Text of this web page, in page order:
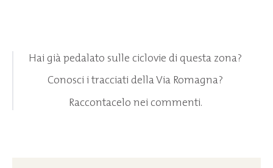
Hai già pedalato sulle ciclovie di questa zona?
Conosci i tracciati della Via Romagna?
Raccontacelo nei commenti.